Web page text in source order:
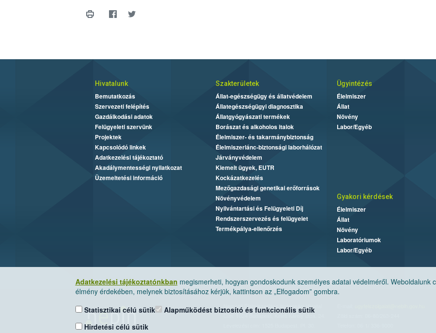
Adatkezelési tájékoztatónkban megismerheti, hogyan gondoskodunk személyes adatai védelméről. Weboldalunk
élmény érdekében, melynek biztosításához kérjük, kattintson az „Elfogadom” gombra.
Statisztikai célú sütik
Hirdetési célú sütik
Alapműködést biztosító és funkcionális sütik
Hivatalunk
Bemutatkozás
Szervezeti felépítés
Gazdálkodási adatok
Felügyeleti szervünk
Projektek
Kapcsolódó linkek
Adatkezelési tájékoztató
Akadálymentességi nyilatkozat
Üzemeltetési információ
Szakterületek
Állat-egészségügy és állatvédelem
Állategészségügyi diagnosztika
Állatgyógyászati termékek
Borászat és alkoholos italok
Élelmiszer- és takarmánybiztonság
Élelmiszerlánc-biztonsági laborhálózat
Járványvédelem
Kiemelt ügyek, EUTR
Kockázatkezelés
Mezőgazdasági genetikai erőforrások
Növényvédelem
Nyilvántartási és Felügyeleti Díj
Rendszerszervezés és felügyelet
Termékpálya-ellenőrzés
Ügyintézés
Élelmiszer
Állat
Növény
Labor/Egyéb
Gyakori kérdések
Élelmiszer
Állat
Növény
Laboratóriumok
Labor/Egyéb
Nemzeti Élelmiszerlánc-biztonsági Hivatal